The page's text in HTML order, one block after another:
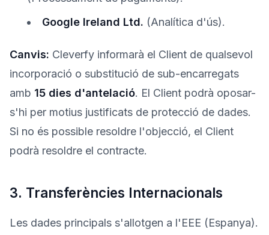
Google Ireland Ltd. (Analítica d'ús).
Canvis: Cleverfy informarà el Client de qualsevol
incorporació o substitució de sub-encarregats
amb 15 dies d'antelació. El Client podrà oposar-
s'hi per motius justificats de protecció de dades.
Si no és possible resoldre l'objecció, el Client
podrà resoldre el contracte.
3. Transferències Internacionals
Les dades principals s'allotgen a l'EEE (Espanya).